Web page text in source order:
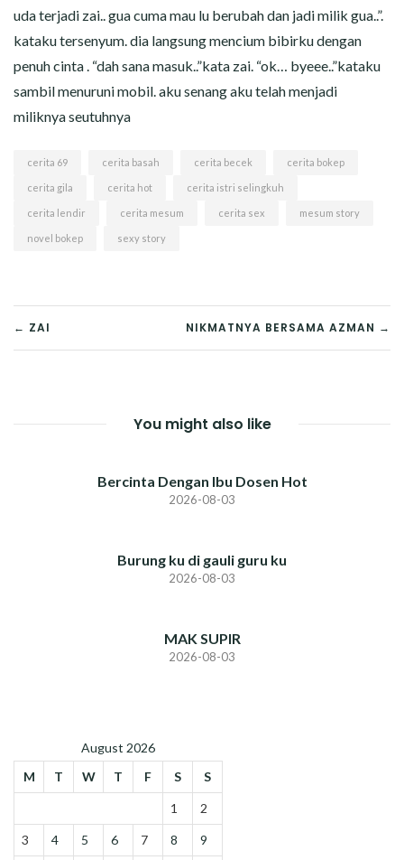
uda terjadi zai.. gua cuma mau lu berubah dan jadi milik gua..”.
kataku tersenyum. dia langsung mencium bibirku dengan
penuh cinta . “dah sana masuk..”kata zai. “ok… byeee..”kataku
sambil menuruni mobil. aku senang aku telah menjadi
miliknya seutuhnya
cerita 69 cerita basah cerita becek cerita bokep
cerita gila cerita hot cerita istri selingkuh
cerita lendir cerita mesum cerita sex mesum story
novel bokep sexy story
POST
← ZAI NIKMATNYA BERSAMA AZMAN →
You might also like
Bercinta Dengan Ibu Dosen Hot
2026-08-03
Burung ku di gauli guru ku
2026-08-03
MAK SUPIR
2026-08-03
August 2026
M
T W T F S S
1 2
3 4 5 6 7 8 9